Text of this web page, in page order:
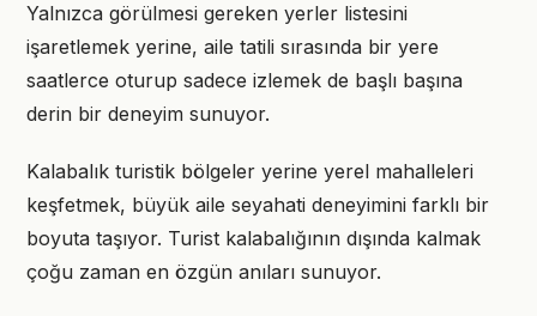
Yalnızca görülmesi gereken yerler listesini
işaretlemek yerine, aile tatili sırasında bir yere
saatlerce oturup sadece izlemek de başlı başına
derin bir deneyim sunuyor.
Kalabalık turistik bölgeler yerine yerel mahalleleri
keşfetmek, büyük aile seyahati deneyimini farklı bir
boyuta taşıyor. Turist kalabalığının dışında kalmak
çoğu zaman en özgün anıları sunuyor.